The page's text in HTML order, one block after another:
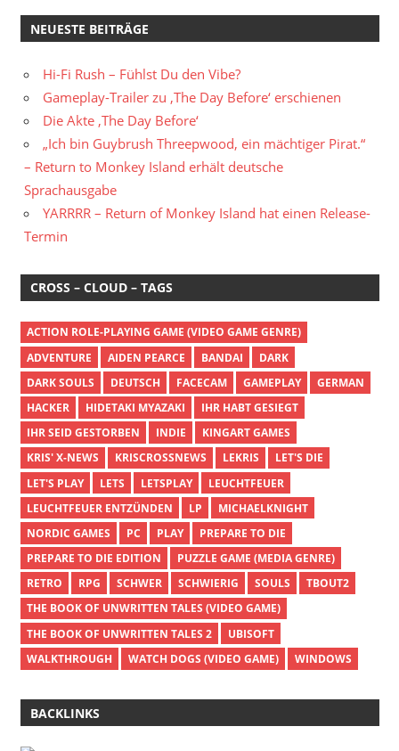
NEUESTE BEITRÄGE
Hi-Fi Rush – Fühlst Du den Vibe?
Gameplay-Trailer zu ‚The Day Before‘ erschienen
Die Akte ‚The Day Before‘
„Ich bin Guybrush Threepwood, ein mächtiger Pirat.“
– Return to Monkey Island erhält deutsche
Sprachausgabe
YARRRR – Return of Monkey Island hat einen Release-
Termin
CROSS – CLOUD – TAGS
ACTION ROLE-PLAYING GAME (VIDEO GAME GENRE)
ADVENTURE
AIDEN PEARCE BANDAI
DARK
DARK SOULS
DEUTSCH FACECAM GAMEPLAY
GERMAN
HACKER
HIDETAKI MYAZAKI
IHR HABT GESIEGT
IHR SEID GESTORBEN
INDIE
KINGART GAMES
KRIS' X-NEWS
KRISCROSSNEWS LEKRIS
LET'S DIE
LET'S PLAY
LETS LETSPLAY
LEUCHTFEUER
LEUCHTFEUER ENTZÜNDEN
LP
MICHAELKNIGHT
NORDIC GAMES
PC PLAY
PREPARE TO DIE
PREPARE TO DIE EDITION
PUZZLE GAME (MEDIA GENRE)
RETRO
RPG SCHWER SCHWIERIG SOULS
TBOUT2
THE BOOK OF UNWRITTEN TALES (VIDEO GAME)
THE BOOK OF UNWRITTEN TALES 2
UBISOFT
WALKTHROUGH
WATCH DOGS (VIDEO GAME) WINDOWS
BACKLINKS